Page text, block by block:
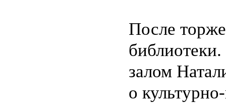
После
залом
о